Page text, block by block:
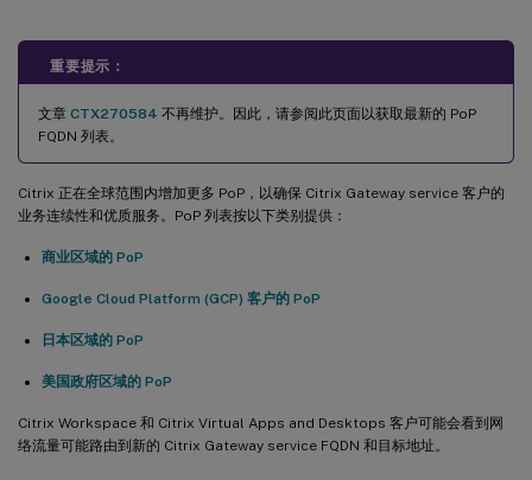
重要提示：
文章 CTX270584 不再维护。因此，请参阅此页面以获取最新的 PoP
FQDN 列表。
Citrix 正在全球范围内增加更多 PoP，以确保 Citrix Gateway service 客户的
业务连续性和优质服务。PoP 列表按以下类别提供：
商业区域的 PoP
Google Cloud Platform (GCP) 客户的 PoP
日本区域的 PoP
美国政府区域的 PoP
Citrix Workspace 和 Citrix Virtual Apps and Desktops 客户可能会看到网
络流量可能路由到新的 Citrix Gateway service FQDN 和目标地址。